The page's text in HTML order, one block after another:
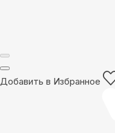
Добавить в Избранное